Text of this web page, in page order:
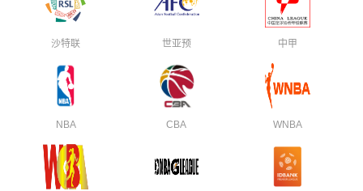
沙特联 世亚预 中甲
NBA CBA WNBA